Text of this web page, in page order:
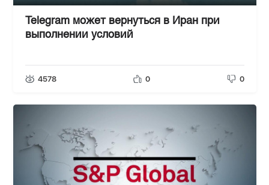
Telegram может вернуться в Иран при
выполнении условий
4578 0 0